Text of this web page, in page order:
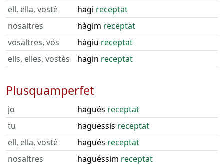
ell, ella, vostè
hagi receptat
nosaltres
hàgim receptat
vosaltres, vós
hàgiu receptat
ells, elles, vostès
hagin receptat
Plusquamperfet
jo hagués receptat
tu
haguessis receptat
ell, ella, vostè
hagués receptat
nosaltres
haguéssim receptat